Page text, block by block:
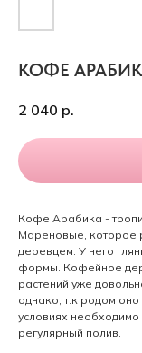
КОФЕ
2 040 р.
Кофе Арабика -
Мареновые, которое
деревцем. У него
формы. Кофейное
растений уже
однако, т.к родом оно
условиях
регулярный полив.